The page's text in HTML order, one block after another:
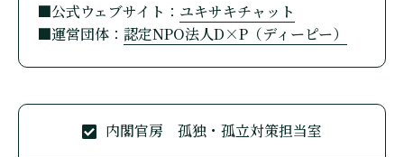
■公式ウェブサイト： ユキサキチャット
■運営団体： 認定NPO法人D×P（ディーピー）
内閣官房 孤独・孤立対策担当室